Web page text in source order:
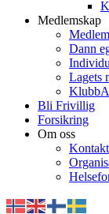
Medlemskap
Dann
Lagets
Bli Frivillig
Forsikring
Om oss